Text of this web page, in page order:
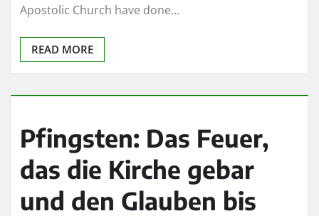
Apostolic Church have done…
READ MORE
Pfingsten: Das Feuer,
das die Kirche gebar
und den Glauben bis